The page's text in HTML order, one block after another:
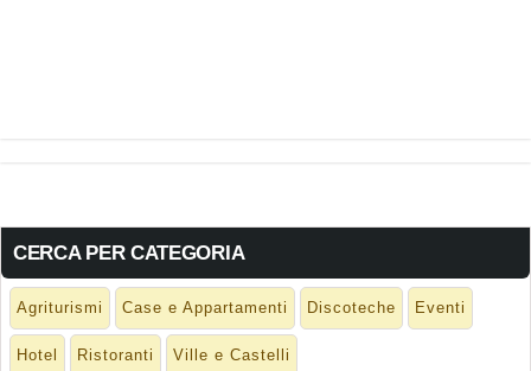
CERCA PER CATEGORIA
Agriturismi Case e Appartamenti Discoteche Eventi
Hotel Ristoranti Ville e Castelli